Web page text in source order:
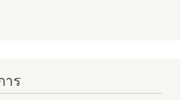
าร